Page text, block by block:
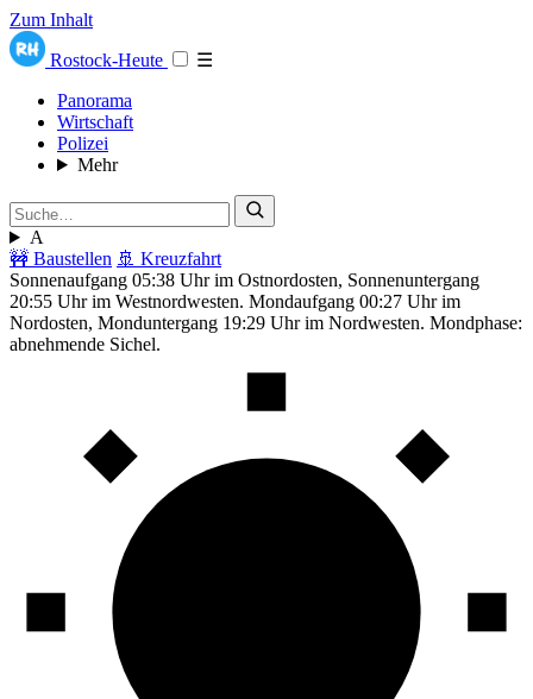
Zum Inhalt
Rostock-Heute
☰
Panorama
Wirtschaft
Polizei
Mehr
A
🚧 Baustellen 🚢 Kreuzfahrt
Sonnenaufgang 05:38 Uhr im Ostnordosten, Sonnenuntergang
20:55 Uhr im Westnordwesten. Mondaufgang 00:27 Uhr im
Nordosten, Monduntergang 19:29 Uhr im Nordwesten. Mondphase:
abnehmende Sichel.